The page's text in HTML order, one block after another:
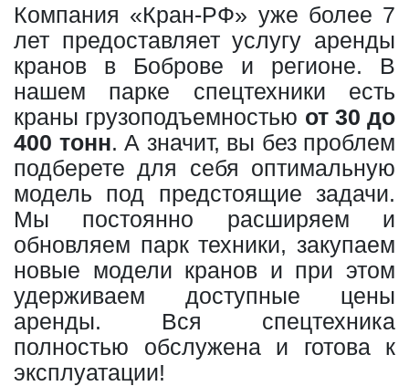
Компания «Кран-РФ» уже более 7
лет предоставляет услугу аренды
кранов в Боброве и регионе. В
нашем парке спецтехники есть
краны грузоподъемностью от 30 до
400 тонн. А значит, вы без проблем
подберете для себя оптимальную
модель под предстоящие задачи.
Мы постоянно расширяем и
обновляем парк техники, закупаем
новые модели кранов и при этом
удерживаем доступные цены
аренды. Вся спецтехника
полностью обслужена и готова к
эксплуатации!